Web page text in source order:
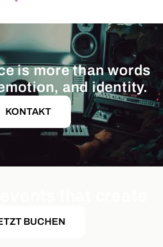
is more than words
and identity.
KONTAKT
BUCHEN